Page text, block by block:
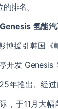
排名。
氢能
博援引韩国《
开发 Genesis
年推出。经
，于11月大